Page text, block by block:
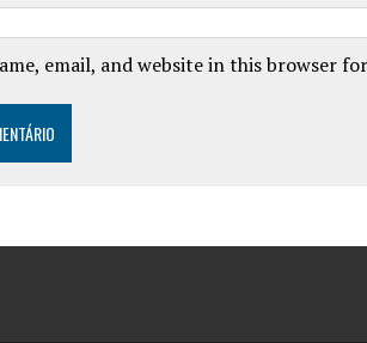
email, and website in this browser